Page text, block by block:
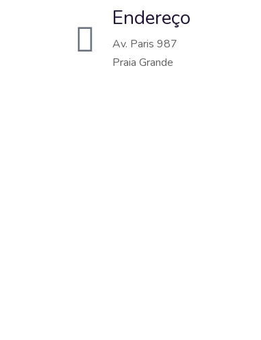
Endereço
Av. Paris 987
Praia Grande